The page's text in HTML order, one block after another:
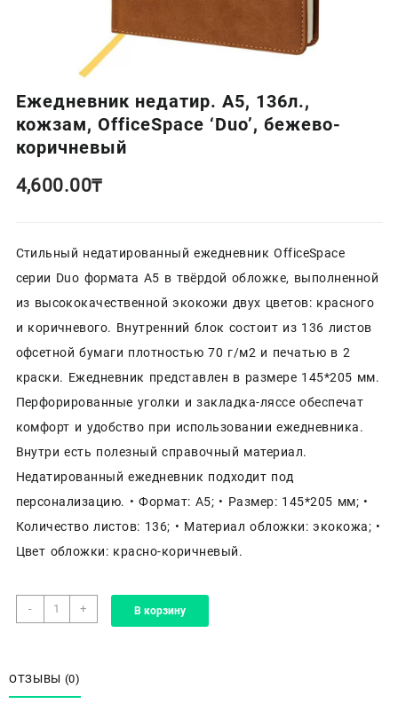
Ежедневник недатир. A5, 136л.,
кожзам, OfficeSpace ‘Duo’, бежево-
коричневый
4,600.00₸
Стильный недатированный ежедневник OfficeSpace
серии Duo формата А5 в твёрдой обложке, выполненной
из высококачественной экокожи двух цветов: красного
и коричневого. Внутренний блок состоит из 136 листов
офсетной бумаги плотностью 70 г/м2 и печатью в 2
краски. Ежедневник представлен в размере 145*205 мм.
Перфорированные уголки и закладка-ляссе обеспечат
комфорт и удобство при использовании ежедневника.
Внутри есть полезный справочный материал.
Недатированный ежедневник подходит под
персонализацию. • Формат: А5; • Размер: 145*205 мм; •
Количество листов: 136; • Материал обложки: экокожа; •
Цвет обложки: красно-коричневый.
-
Количество
товара
A5,
136л.,
+ В корзину
ОТЗЫВЫ (0)